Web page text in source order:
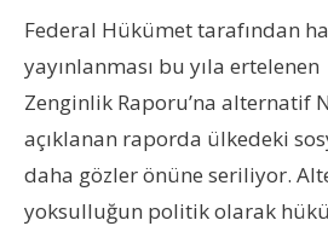
Federal Hükümet tarafından
yayınlanması bu yıla
Zenginlik Raporu’na alternatif
açıklanan raporda ülkedeki
daha gözler önüne seriliyor.
yoksulluğun politik olarak